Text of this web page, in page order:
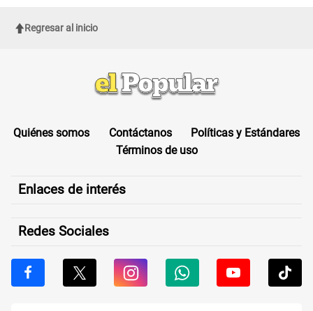
Regresar al inicio
Quiénes somos Contáctanos
Políticas y Estándares
Términos de uso
Enlaces de interés
Redes Sociales